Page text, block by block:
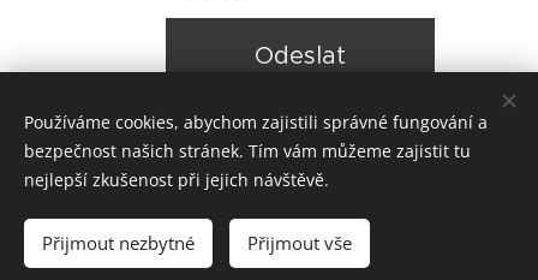
Odeslat
Komenského 677, okres Chomutov
Používáme cookies, abychom zajistili správné fungování a
bezpečnost našich stránek. Tím vám můžeme zajistit tu
nejlepší zkušenost při jejich návštěvě.
Přijmout nezbytné Přijmout vše